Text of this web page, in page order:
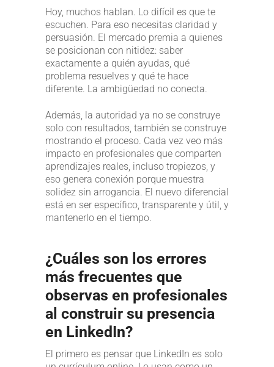
Hoy, muchos hablan. Lo difícil es que te
escuchen. Para eso necesitas claridad y
persuasión. El mercado premia a quienes
se posicionan con nitidez: saber
exactamente a quién ayudas, qué
problema resuelves y qué te hace
diferente. La ambigüedad no conecta.
Además, la autoridad ya no se construye
solo con resultados, también se construye
mostrando el proceso. Cada vez veo más
impacto en profesionales que comparten
aprendizajes reales, incluso tropiezos, y
eso genera conexión porque muestra
solidez sin arrogancia. El nuevo diferencial
está en ser específico, transparente y útil, y
mantenerlo en el tiempo.
¿Cuáles son los errores
más frecuentes que
observas en profesionales
al construir su presencia
en LinkedIn?
El primero es pensar que LinkedIn es solo